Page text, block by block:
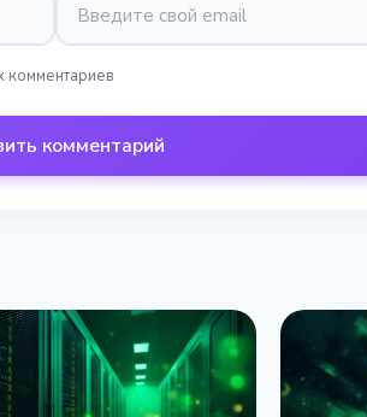
комментариев
комментарий